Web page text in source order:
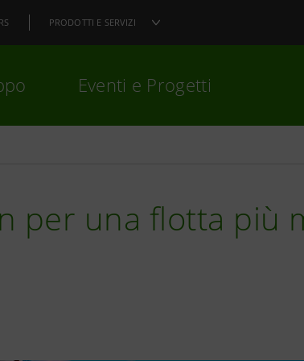
PRODOTTI E SERVIZI
Eventi e Progetti
per una flotta più